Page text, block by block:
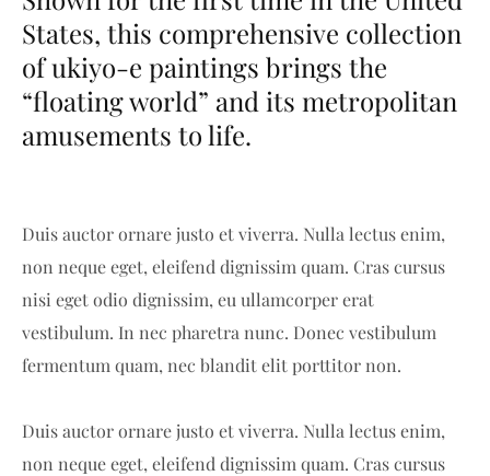
States, this comprehensive collection
of ukiyo-e paintings brings the
“floating world” and its metropolitan
amusements to life.
Duis auctor ornare justo et viverra. Nulla lectus enim,
non neque eget, eleifend dignissim quam. Cras cursus
nisi eget odio dignissim, eu ullamcorper erat
vestibulum. In nec pharetra nunc. Donec vestibulum
fermentum quam, nec blandit elit porttitor non.
Duis auctor ornare justo et viverra. Nulla lectus enim,
non neque eget, eleifend dignissim quam. Cras cursus